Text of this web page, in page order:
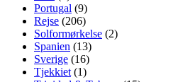
Portugal (9)
Rejse (206)
Solformørkelse (2)
Spanien (13)
Sverige (16)
Tjekkiet (1)